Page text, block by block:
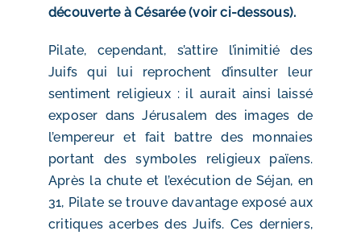
découverte à Césarée (voir ci-dessous).
Pilate, cependant, s’attire l’inimitié des
Juifs qui lui reprochent d’insulter leur
sentiment religieux : il aurait ainsi laissé
exposer dans Jérusalem des images de
l’empereur et fait battre des monnaies
portant des symboles religieux païens.
Après la chute et l’exécution de Séjan, en
31, Pilate se trouve davantage exposé aux
critiques acerbes des Juifs. Ces derniers,